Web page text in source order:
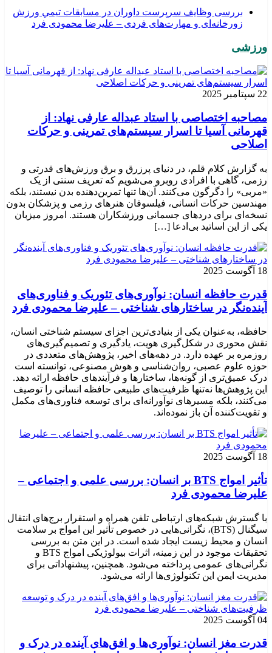
بررسی وظايف سرپرست داوران در مسابقات تیمي ورزش
زورخانه‌ای و مهارت‌های فردی – علیرضا محمودی فرد
ورزشی
22 سپتامبر 2025
مصاحبه اختصاصی با استاد عبداله عارفی نهاد: از
قهرمانی آسیا تا اسرار سیستم‌های تمرینی و حرکات
اصلاحی
به گزارش کلام قلم، در دنیای پرزرق و برق ورزش‌های قدرتی و
رزمی، گاهی با افرادی روبرو می‌شویم که تعریف سنتی از یک
«مربی» را دگرگون می‌کنند. آن‌ها تنها تمرین‌دهنده بدن نیستند، بلکه
مهندسین حرکات انسانی، فیلسوفان هنرهای رزمی و پزشکان بدون
نسخه‌ای برای دردهای جسمانی ورزشکاران هستند. امروز میزبان
یکی از این اساتید بی‌ادعا […]
18 آگوست 2025
قدرت حافظه انسان: نوآوری‌های تئوریک و فناوری‌های
آینده‌نگر در ساختارهای شناختی – علیرضا محمودی فرد
حافظه، به‌عنوان یکی از بنیادی‌ترین اجزای سیستم شناختی انسان،
نقش محوری در شکل‌گیری هویت، یادگیری و تصمیم‌گیری‌های
روزمره بر عهده دارد. در دهه‌های اخیر، پژوهش‌های متعددی در
حوزه علوم عصبی، روان‌شناسی و هوش مصنوعی، توانسته‌ است
درک عمیق‌تری از گونه‌ها، ساختارها و فرآیندهای حافظه ارائه دهد.
این پژوهش‌ها نه‌تنها ظرفیت‌های طبیعی حافظه انسانی را توصیف
می‌کنند، بلکه مسیرهای نوآورانه‌ای برای توسعه فناوری‌های مکمل
و تقویت‌کننده آن باز نموده‌اند.
18 آگوست 2025
تأثیر امواج BTS بر انسان: بررسی علمی و اجتماعی –
علیرضا محمودی فرد
با گسترش شبکه‌های ارتباطی تلفن همراه و استقرار برج‌های انتقال
سیگنال (BTS)، نگرانی‌هایی در خصوص تأثیر این امواج بر سلامت
انسان و محیط زیست ایجاد شده است. در این متن به بررسی
تحقیقات موجود در این زمینه، اثرات بیولوژیکی امواج BTS و
نگرانی‌های عمومی پرداخته می‌شود. همچنین، پیشنهاداتی برای
مدیریت ایمن این تکنولوژی‌ها ارائه می‌شود.
04 آگوست 2025
قدرت مغز انسان: نوآوری‌ها و افق‌های آینده در درک و